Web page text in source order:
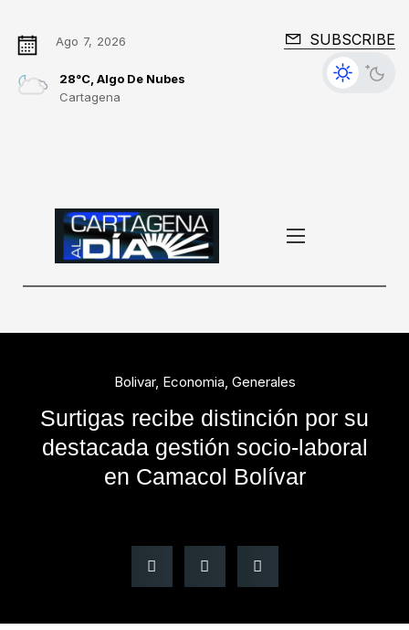
Ago 7, 2026
28°C, Algo De Nubes
Cartagena
SUBSCRIBE
Bolivar, Economia, Generales
Surtigas recibe distinción por su
destacada gestión socio-laboral
en Camacol Bolívar